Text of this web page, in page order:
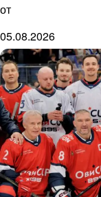
от
05.08.2026